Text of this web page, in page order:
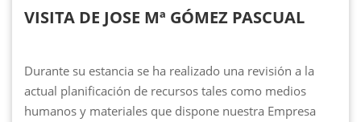
VISITA DE JOSE Mª GÓMEZ PASCUAL
Durante su estancia se ha realizado una revisión a la
actual planificación de recursos tales como medios
humanos y materiales que dispone nuestra Empresa